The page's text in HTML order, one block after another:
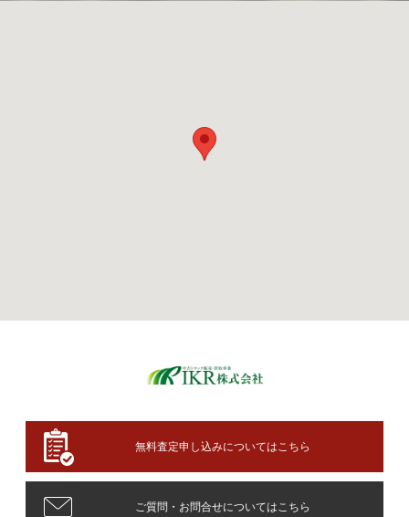
無料査定申し込みについてはこちら
ご質問・お問合せについてはこちら